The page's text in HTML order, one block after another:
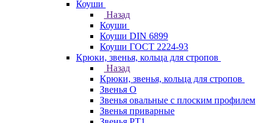
Коуши
Назад
Коуши
Коуши DIN 6899
Коуши ГОСТ 2224-93
Крюки, звенья, кольца для стропов
Назад
Крюки, звенья, кольца для стропов
Звенья О
Звенья овальные с плоским профилем
Звенья приварные